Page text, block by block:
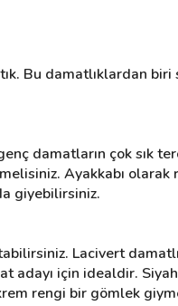
Bu damatlıklardan biri
damatların çok sık
Ayakkabı olarak
giyebilirsiniz.
Lacivert
için idealdir. Siyah
rengi bir gömlek